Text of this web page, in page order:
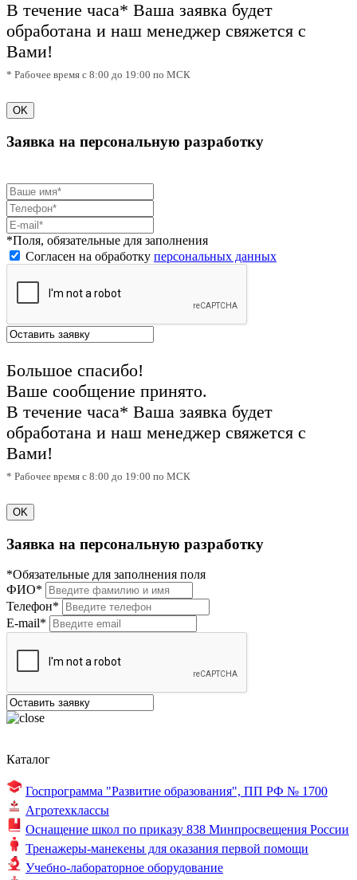
В течение часа* Ваша заявка будет
обработана и наш менеджер свяжется с
Вами!
* Рабочее время с 8:00 до 19:00 по МСК
OK
Заявка на персональную разработку
*Поля, обязательные для заполнения
Согласен на обработку персональных данных
Большое спасибо!
Ваше сообщение принято.
В течение часа* Ваша заявка будет
обработана и наш менеджер свяжется с
Вами!
* Рабочее время с 8:00 до 19:00 по МСК
OK
Заявка на персональную разработку
*Обязательные для заполнения поля
ФИО*
Телефон*
E-mail*
Каталог
Госпрограмма "Развитие образования", ПП РФ № 1700
Агротехклассы
Оснащение школ по приказу 838 Минпросвещения России
Тренажеры-манекены для оказания первой помощи
Учебно-лабораторное оборудование